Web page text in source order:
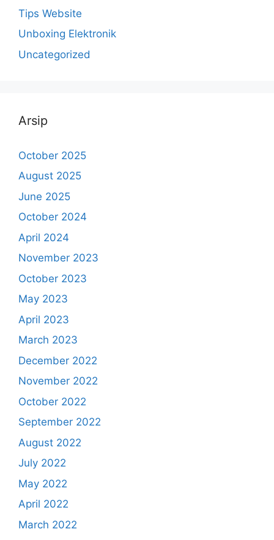
Tips Website
Unboxing Elektronik
Uncategorized
Arsip
October 2025
August 2025
June 2025
October 2024
April 2024
November 2023
October 2023
May 2023
April 2023
March 2023
December 2022
November 2022
October 2022
September 2022
August 2022
July 2022
May 2022
April 2022
March 2022